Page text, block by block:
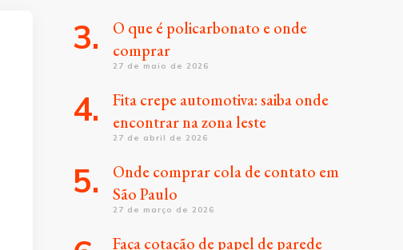
O que é policarbonato e onde
comprar
27 de maio de 2026
Fita crepe automotiva: saiba onde
encontrar na zona leste
27 de abril de 2026
Onde comprar cola de contato em
São Paulo
27 de março de 2026
Faça cotação de papel de parede